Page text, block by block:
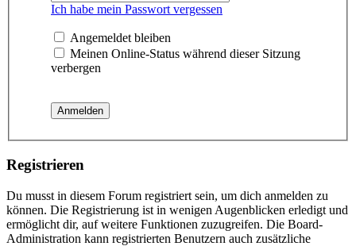
Ich habe mein Passwort vergessen
Angemeldet bleiben
Meinen Online-Status während dieser Sitzung
verbergen
Registrieren
Du musst in diesem Forum registriert sein, um dich anmelden zu
können. Die Registrierung ist in wenigen Augenblicken erledigt und
ermöglicht dir, auf weitere Funktionen zuzugreifen. Die Board-
Administration kann registrierten Benutzern auch zusätzliche